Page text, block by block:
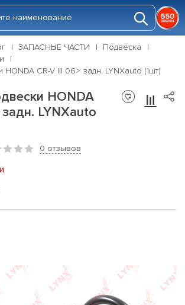
ЗАПАСНЫЕ ЧАСТИ
Подвеска
CR-V III 06> задн. LYNXauto (1шт)
HONDA
LYNXauto
0 отзывов